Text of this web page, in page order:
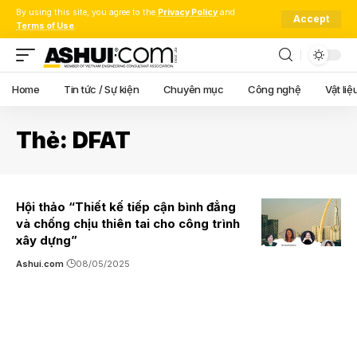
By using this site, you agree to the Privacy Policy and
Terms of Use.
Accept
Home Tin tức / Sự kiện Chuyên mục Công nghệ Vật
Thẻ: DFAT
Hội thảo “Thiết kế tiếp cận bình đẳng
và chống chịu thiên tai cho công trình
xây dựng”
Ashui.com 08/05/2025